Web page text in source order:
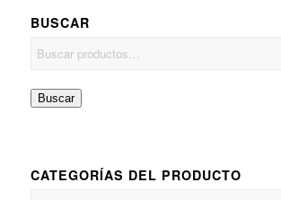
BUSCAR
Buscar
CATEGORÍAS DEL PRODUCTO